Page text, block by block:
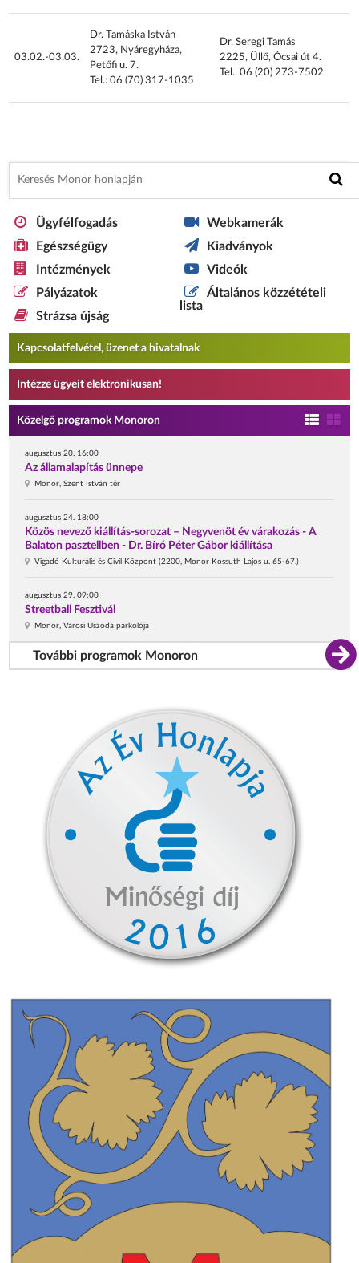
03.02.-03.03.
Dr. Tamáska István
2723, Nyáregyháza,
Petőfi u. 7.
Tel.: 06 (70) 317-1035
Dr. Seregi Tamás
2225, Üllő, Ócsai út 4.
Tel.: 06 (20) 273-7502
Ügyfélfogadás
Egészségügy
Intézmények
Pályázatok
Strázsa újság
Webkamerák
Kiadványok
Videók
Általános közzétételi
lista
Kapcsolatfelvétel, üzenet a hivatalnak
Intézze ügyeit elektronikusan!
Közelgő programok Monoron
augusztus 20. 16:00
Az államalapítás ünnepe
Monor, Szent István tér
augusztus 24. 18:00
Közös nevező kiállítás-sorozat – Negyvenöt év várakozás - A
Balaton pasztellben - Dr. Bíró Péter Gábor kiállítása
Vigadó Kulturális és Civil Központ (2200, Monor Kossuth Lajos u. 65-67.)
augusztus 29. 09:00
Streetball Fesztivál
Monor, Városi Uszoda parkolója
További programok Monoron